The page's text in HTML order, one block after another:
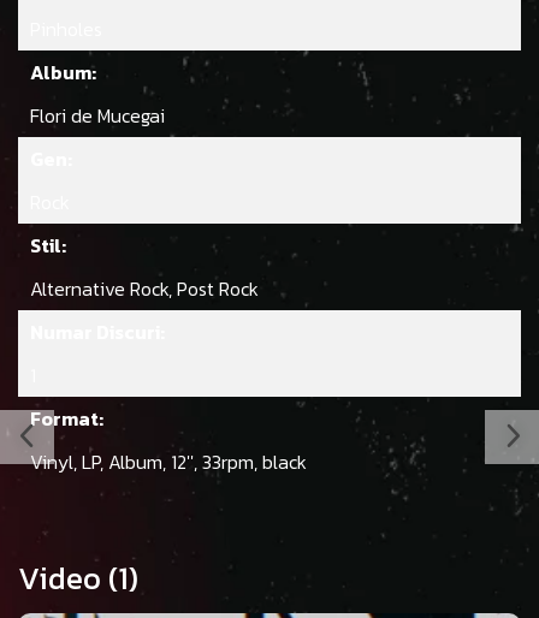
Album:
Flori de Mucegai
Stil:
Alternative Rock, Post Rock
Format:
Vinyl, LP, Album, 12'', 33rpm, black
Video (1)